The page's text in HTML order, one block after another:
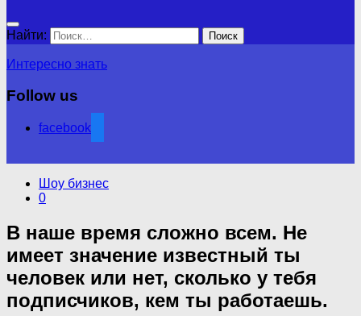
Найти:
Интересно знать
Follow us
facebook
Шоу бизнес
0
В наше время сложно всем. Не
имеет значение известный ты
человек или нет, сколько у тебя
подписчиков, кем ты работаешь.